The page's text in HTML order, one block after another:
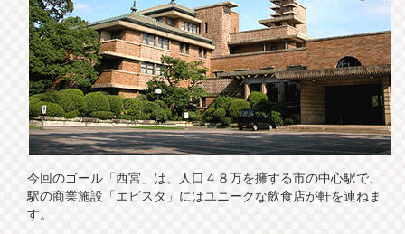
今回のゴール「西宮」は、人口４８万を擁する市の中心駅で、
駅の商業施設「エビスタ」にはユニークな飲食店が軒を連ねま
す。